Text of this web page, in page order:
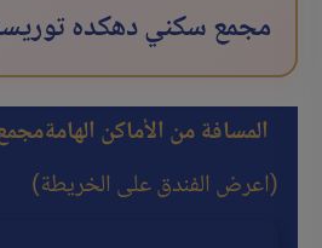
مجمع سكني دهکده
المسافة من الأماكن الهامة
(اعرض الفندق على الخريطة)